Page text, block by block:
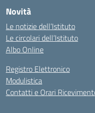
Novità
Le notizie dell’Istituto
Le circolari dell’Istituto
Albo Online
Registro Elettronico
Modulistica
Contatti e Orari